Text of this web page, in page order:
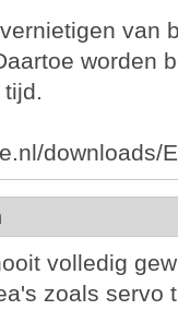
van
worden
downloads/
volledig
zoals servo